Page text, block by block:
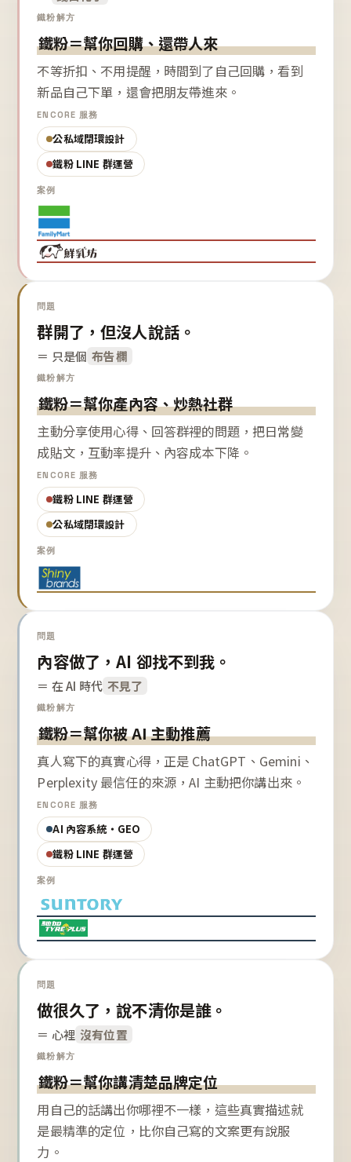
鐵粉解方
鐵粉＝幫你回購、還帶人來
不等折扣、不用提醒，時間到了自己回購，看到
新品自己下單，還會把朋友帶進來。
ENCORE 服務
公私域閉環設計
鐵粉 LINE 群運營
案例
問題
群開了，但沒人說話。
＝ 只是個 布告欄
鐵粉解方
鐵粉＝幫你產內容、炒熱社群
主動分享使用心得、回答群裡的問題，把日常變
成貼文，互動率提升、內容成本下降。
ENCORE 服務
鐵粉 LINE 群運營
公私域閉環設計
案例
問題
內容做了，AI 卻找不到我。
＝ 在 AI 時代 不見了
鐵粉解方
鐵粉＝幫你被 AI 主動推薦
真人寫下的真實心得，正是 ChatGPT、Gemini、
Perplexity 最信任的來源，AI 主動把你講出來。
ENCORE 服務
AI 內容系統・GEO
鐵粉 LINE 群運營
案例
問題
做很久了，說不清你是誰。
＝ 心裡 沒有位置
鐵粉解方
鐵粉＝幫你講清楚品牌定位
用自己的話講出你哪裡不一樣，這些真實描述就
是最精準的定位，比你自己寫的文案更有說服
力。